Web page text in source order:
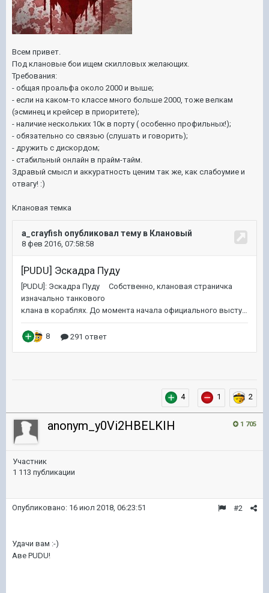
Всем привет.
Под клановые бои ищем скилловых желающих.
Требования:
- общая проальфа около 2000 и выше;
- если на каком-то классе много больше 2000, тоже велкам
(эсминец и крейсер в приоритете);
- наличие нескольких 10к в порту ( особенно профильных!);
- обязательно со связью (слушать и говорить);
- дружить с дискордом;
- стабильный онлайн в прайм-тайм.
Здравый смысл и аккуратность ценим так же, как слабоумие и
отвагу! :)
Клановая темка
4 1 2
1 705
anonym_y0Vi2HBELKIH
Участник
1 113 публикации
#2
Опубликовано: 16 июл 2018, 06:23:51
Удачи вам :-)
Аве PUDU!